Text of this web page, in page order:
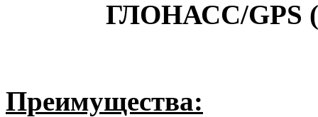
ГЛОНАСС/GPS
Преимущества: